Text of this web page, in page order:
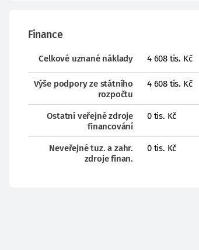
Finance
Celkové uznané náklady 4 608 tis. Kč
Výše podpory ze státního
rozpočtu
4 608 tis. Kč
Ostatní veřejné zdroje
financování
0 tis. Kč
Neveřejné tuz. a zahr.
zdroje finan.
0 tis. Kč